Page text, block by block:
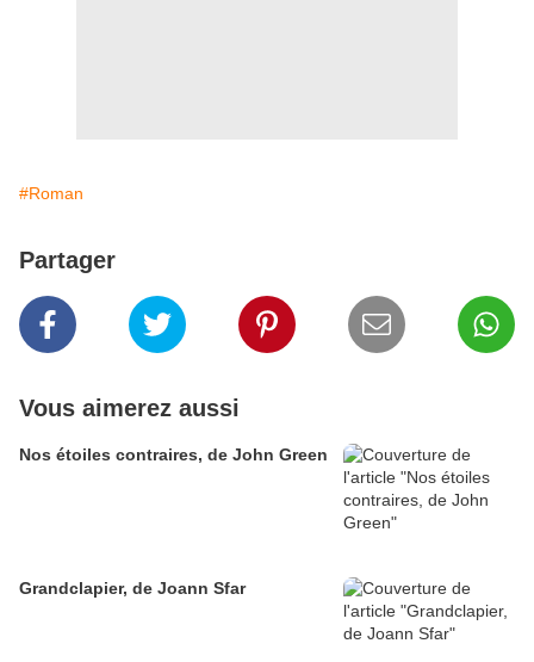
#Roman
Partager
Vous aimerez aussi
Nos étoiles contraires, de John Green
Grandclapier, de Joann Sfar